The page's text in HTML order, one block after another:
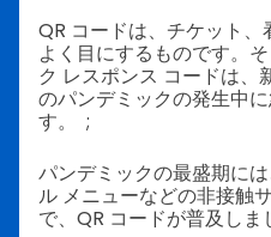
QR コードは、チケット
よく目にするものです。
ク レスポンス コードは、
のパンデミックの発生中
す。 ;
パンデミックの最盛期に
ル メニューなどの非接触
で、QR コードが普及しま